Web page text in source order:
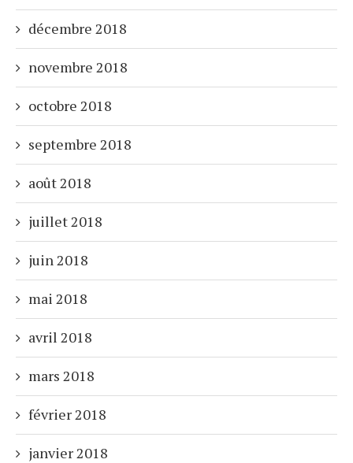
décembre 2018
novembre 2018
octobre 2018
septembre 2018
août 2018
juillet 2018
juin 2018
mai 2018
avril 2018
mars 2018
février 2018
janvier 2018